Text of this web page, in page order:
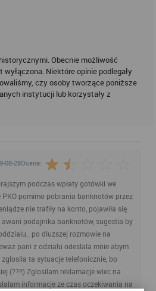
Obecnie możliwość
Niektóre opinie podlegały
czy osoby tworzące poniższe
instytucji lub korzystały z
08-28Ocena:
podczas wpłaty gotówki we
PKO pomimo pobrania banknotów przez
nie trafiły na konto, pojawiła się
podajnika banknotów, sugestia by
po dluzszej rozmowie na
pani z odzialu odeslala mnie abym
ta sytuacje telefonicznie, bo
(??!!) Zglosilam reklamacje wiec na
informacje ze czas oczekiwania na